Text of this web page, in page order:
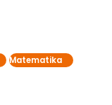
Matematika